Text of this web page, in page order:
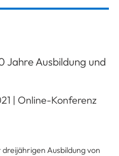
Jahre Ausbildung und
| Online-Konferenz
Ausbildung von